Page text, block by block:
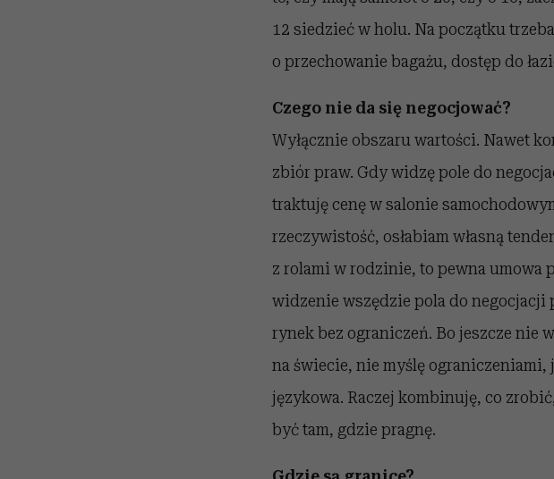
12 siedzieć w holu. Na początku
o przechowanie bagażu, dostęp do
Czego nie da się negocjować?
Wyłącznie obszaru wartości. Nawet
zbiór praw. Gdy widzę pole do
traktuję cenę w salonie
rzeczywistość, osłabiam własną
z rolami w rodzinie, to pewna umowa
widzenie wszędzie pola do negocjacji
rynek bez ograniczeń. Bo jeszcze nie
na świecie, nie myślę
językowa. Raczej kombinuję, co
być tam, gdzie pragnę.